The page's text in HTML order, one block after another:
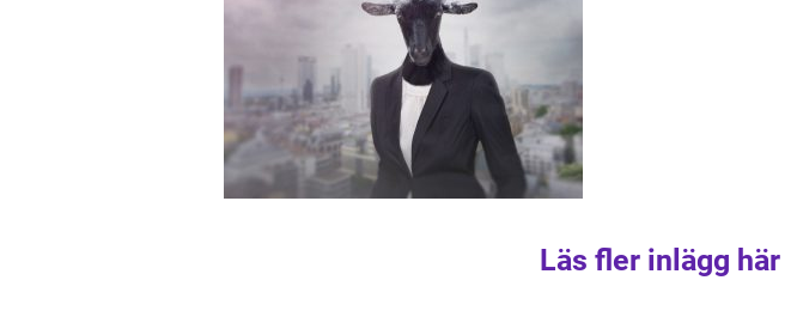
Läs fler inlägg här